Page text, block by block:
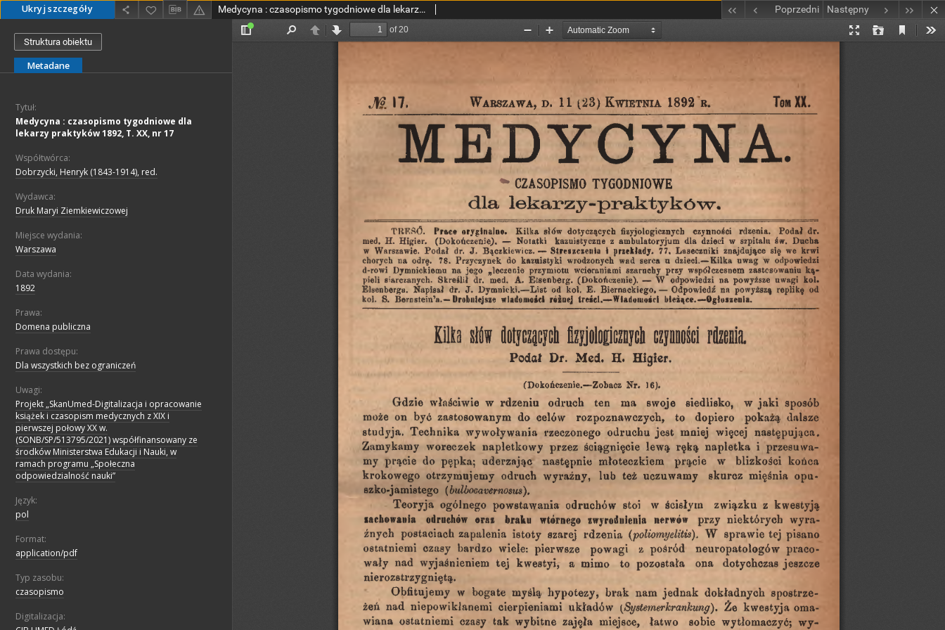
Ukryj szczegóły Medycyna : czasopismo tygodniowe dla lekarzy praktyków 1892, T. XX, nr 17 Poprzedni Następny
Struktura obiektu
Metadane
Tytuł:
Medycyna : czasopismo tygodniowe dla
lekarzy praktyków 1892, T. XX, nr 17
Współtwórca:
Dobrzycki, Henryk (1843-1914), red.
Wydawca:
Druk Maryi Ziemkiewiczowej
Miejsce wydania:
Warszawa
Data wydania:
1892
Prawa:
Domena publiczna
Prawa dostępu:
Dla wszystkich bez ograniczeń
Uwagi:
Projekt „SkanUmed-Digitalizacja i opracowanie
książek i czasopism medycznych z XIX i
pierwszej połowy XX w.
(SONB/SP/513795/2021) współfinansowany ze
środków Ministerstwa Edukacji i Nauki, w
ramach programu „Społeczna
odpowiedzialność nauki”
Język:
pol
Format:
application/pdf
Typ zasobu:
czasopismo
Digitalizacja: